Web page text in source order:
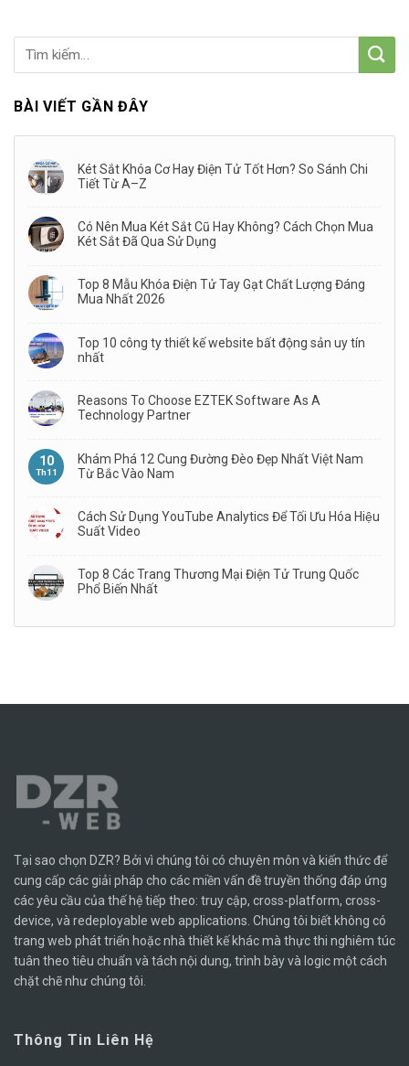
BÀI VIẾT GẦN ĐÂY
Két Sắt Khóa Cơ Hay Điện Tử Tốt Hơn? So Sánh Chi
Tiết Từ A–Z
Có Nên Mua Két Sắt Cũ Hay Không? Cách Chọn Mua
Két Sắt Đã Qua Sử Dụng
Top 8 Mẫu Khóa Điện Tử Tay Gạt Chất Lượng Đáng
Mua Nhất 2026
Top 10 công ty thiết kế website bất động sản uy tín
nhất
Reasons To Choose EZTEK Software As A
Technology Partner
10
Th11
Khám Phá 12 Cung Đường Đèo Đẹp Nhất Việt Nam
Từ Bắc Vào Nam
Cách Sử Dụng YouTube Analytics Để Tối Ưu Hóa Hiệu
Suất Video
Top 8 Các Trang Thương Mại Điện Tử Trung Quốc
Phổ Biến Nhất
Tại sao chọn DZR? Bởi vì chúng tôi có chuyên môn và kiến ​​thức để
cung cấp các giải pháp cho các miền vấn đề truyền thống đáp ứng
các yêu cầu của thế hệ tiếp theo: truy cập, cross-platform, cross-
device, và redeployable web applications. Chúng tôi biết không có
trang web phát triển hoặc nhà thiết kế khác mà thực thi nghiêm túc
tuân theo tiêu chuẩn và tách nội dung, trình bày và logic một cách
chặt chẽ như chúng tôi.
Thông Tin Liên Hệ